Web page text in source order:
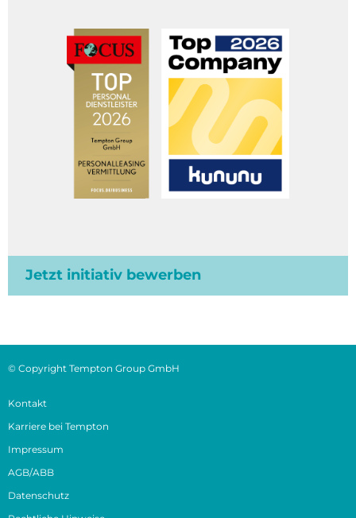
Jetzt initiativ bewerben
© Copyright Tempton Group GmbH
Kontakt
Karriere bei Tempton
Impressum
AGB/ABB
Datenschutz